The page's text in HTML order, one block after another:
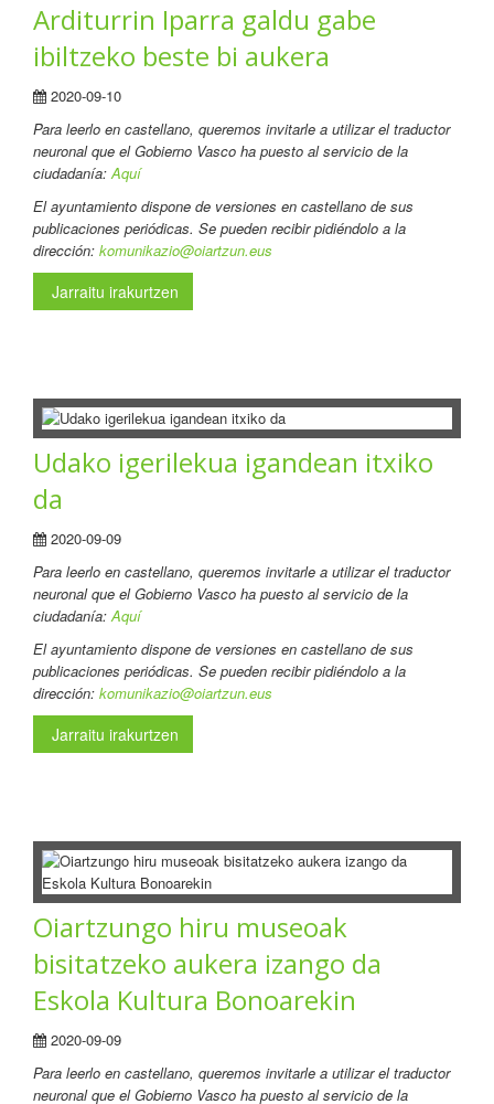
Arditurrin Iparra galdu gabe
ibiltzeko beste bi aukera
2020-09-10
Para leerlo en castellano, queremos invitarle a utilizar el traductor
neuronal que el Gobierno Vasco ha puesto al servicio de la
ciudadanía:Aquí
El ayuntamiento dispone de versiones en castellano de sus
publicaciones periódicas. Se pueden recibir pidiéndolo a la
dirección: komunikazio@oiartzun.eus
Jarraitu irakurtzen
Udako igerilekua igandean itxiko
da
2020-09-09
Para leerlo en castellano, queremos invitarle a utilizar el traductor
neuronal que el Gobierno Vasco ha puesto al servicio de la
ciudadanía:Aquí
El ayuntamiento dispone de versiones en castellano de sus
publicaciones periódicas. Se pueden recibir pidiéndolo a la
dirección: komunikazio@oiartzun.eus
Jarraitu irakurtzen
Oiartzungo hiru museoak
bisitatzeko aukera izango da
Eskola Kultura Bonoarekin
2020-09-09
Para leerlo en castellano, queremos invitarle a utilizar el traductor
neuronal que el Gobierno Vasco ha puesto al servicio de la